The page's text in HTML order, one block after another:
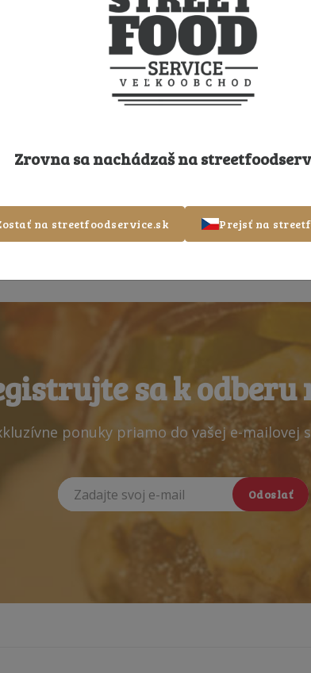
sa k odberu
ponuky priamo do vašej e-mailovej
Odoslať
Zrovna sa nachádzaš na
na streetfoodservice.sk Prejsť na